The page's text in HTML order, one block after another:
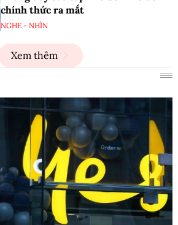
chính thức ra mắt
NGHE - NHÌN
Xem thêm